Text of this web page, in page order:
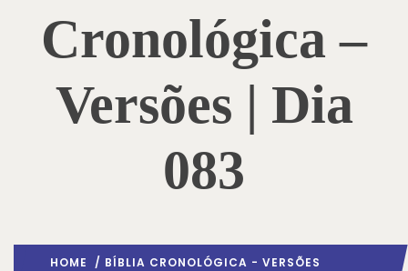
Cronológica –
Versões | Dia
083
HOME / BÍBLIA CRONOLÓGICA - VERSÕES